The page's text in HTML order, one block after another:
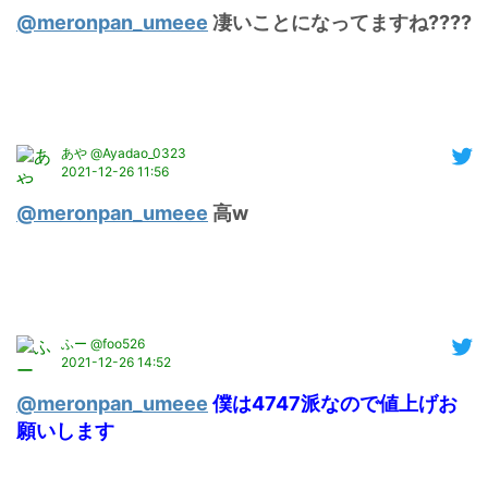
@meronpan_umeee 凄いことになってますね????
あや @Ayadao_0323
2021-12-26 11:56
@meronpan_umeee 高w
ふー @foo526
2021-12-26 14:52
@meronpan_umeee 僕は4747派なので値上げお
願いします